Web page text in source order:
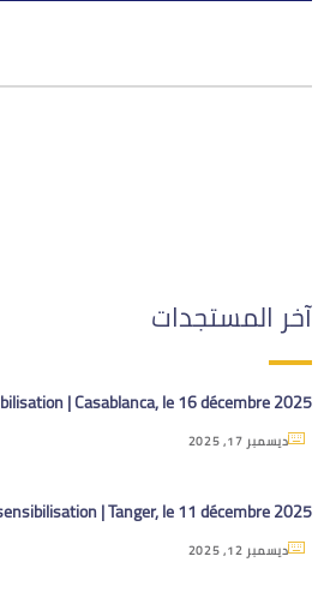
آخر المستجدات
| Casablanca, le 16 décembre 2025
ديسمبر 17, 2025
| Tanger, le 11 décembre 2025
ديسمبر 12, 2025